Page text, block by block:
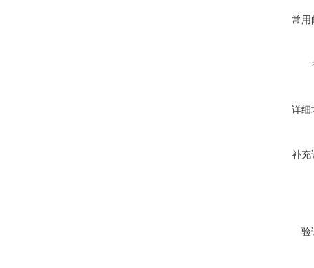
常用
详细
补充
验